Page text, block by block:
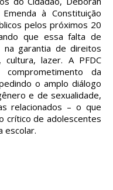
à Constituição
pelos próximos 20
que essa falta de
garantia de direitos
cultura, lazer. A PFDC
da
o amplo diálogo
e de sexualidade,
relacionados – o que
crítico de adolescentes
escolar.